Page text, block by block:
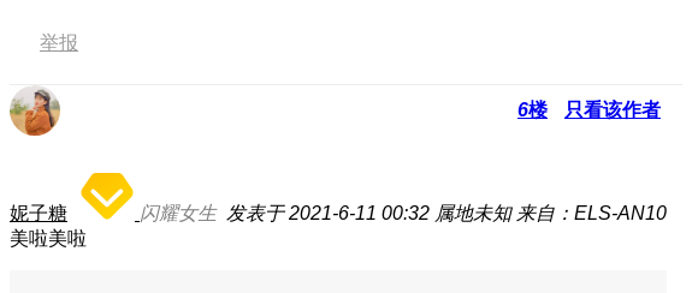
举报
6楼 只看该作者
妮子糖 闪耀女生 发表于 2021-6-11 00:32 属地未知 来自：ELS-AN10
美啦美啦